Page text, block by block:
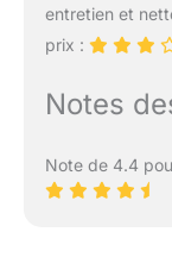
entretien et
prix :
Notes
Note de 4.4